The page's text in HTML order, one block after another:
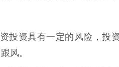
投资具有一定的风险，投
风。